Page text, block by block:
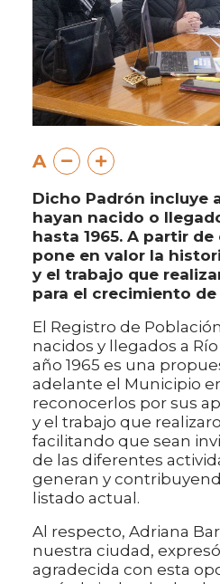
A
Dicho Padrón incluye
hayan nacido o
hasta 1965. A partir
pone en valor la
y el trabajo que
para el crecimiento de
El Registro de
nacidos y llegados a
año 1965 es una
adelante el Municipio
reconocerlos por sus
y el trabajo que
facilitando que sean
de las diferentes
generan y
listado actual.
Al respecto, Adriana
nuestra ciudad,
agradecida con esta